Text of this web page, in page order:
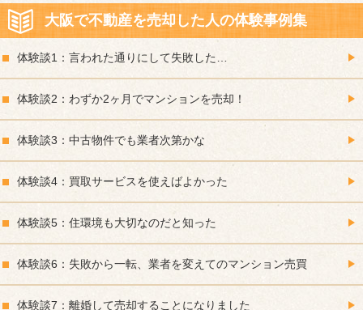
大阪で不動産を売却した人の体験事例集
体験談1：言われた通りにして失敗した…
体験談2：わずか2ヶ月でマンションを売却！
体験談3：中古物件でも業者次第かな
体験談4：買取サービスを使えばよかった
体験談5：住環境も大切なのだと知った
体験談6：失敗から一転、業者を変えてのマンション売買
体験談7：離婚して売却することになりました